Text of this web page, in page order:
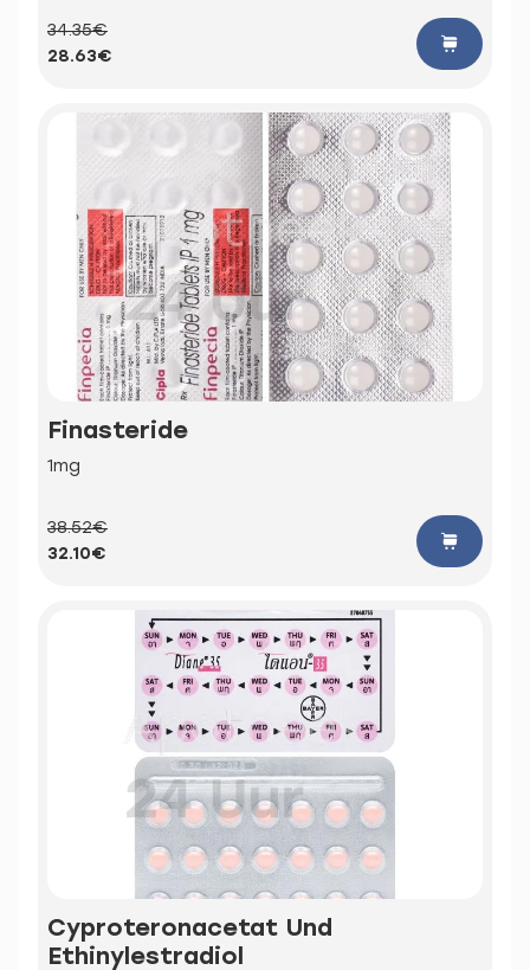
34.35€
28.63€
Finasteride
1mg
38.52€
32.10€
Cyproteronacetat Und
Ethinylestradiol